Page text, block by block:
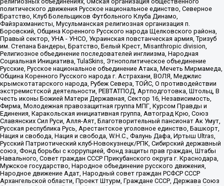
политического движения Русское национальное единство, Северное
Братство, Клуб Болельщиков Футбольного Клуба Динамо,
Файзрахманисты, Мусульманская религиозная организация п.
Боровский, Община Коренного Русского народа Щелковского района,
Правый сектор, УНА - УНСО, Украинская повстанческая армия, Тризуб
им. Степана Бандеры, Братство, Белый Крест, Misanthropic division,
Религиозное объединение последователей инглиизма, Народная
Социальная Инициатива, TulaSkins, Этнополитическое объединение
Русские, Русское национальное объединение Атака, Мечеть Мирмамеда,
Община Коренного Русского народа г. Астрахани, ВОЛЯ, Меджлис
крымскотатарского народа, Рубеж Севера, ТОЙС, О противодействии
экстремистской деятельности, РЕВТАТПОД, Артподготовка, Штольц, В
честь иконы Божией Матери Державная, Сектор 16, Независимость,
Фирма, Молодежная правозащитная группа МПГ, Курсом Правды и
Единения, Каракольская инициативная группа, Автоград Крю, Союз
Славянских Сил Руси, Алля-Аят, Благотворительный пансионат Ак Умут,
Русская республика Русь, Арестантское уголовное единство, Башкорт,
Нация и свобода, Нация и свобода, W.H.С., Фалунь Дафа, Иртыш Ultras,
Русский Патриотический клуб-Новокузнецк/РПК, Сибирский державный
союз, Фонд борьбы с коррупцией, Фонд защиты прав граждан, Штабы
Навального, Совет граждан СССР Прикубанского округа г. Краснодара,
Мужское государство, Народное объединение русского движения,
Народное движение Адат, Народный совет граждан РСФСР СССР
Архангельской области, Проект Штурм, Граждане СССР, Держава Союз